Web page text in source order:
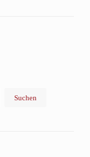
Suchen